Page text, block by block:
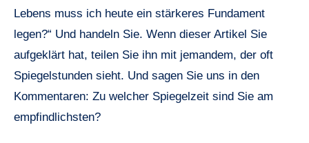
Lebens muss ich heute ein stärkeres Fundament
legen?“ Und handeln Sie. Wenn dieser Artikel Sie
aufgeklärt hat, teilen Sie ihn mit jemandem, der oft
Spiegelstunden sieht. Und sagen Sie uns in den
Kommentaren: Zu welcher Spiegelzeit sind Sie am
empfindlichsten?